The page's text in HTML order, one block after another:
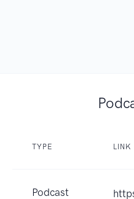
TYPE LINK
Podcast